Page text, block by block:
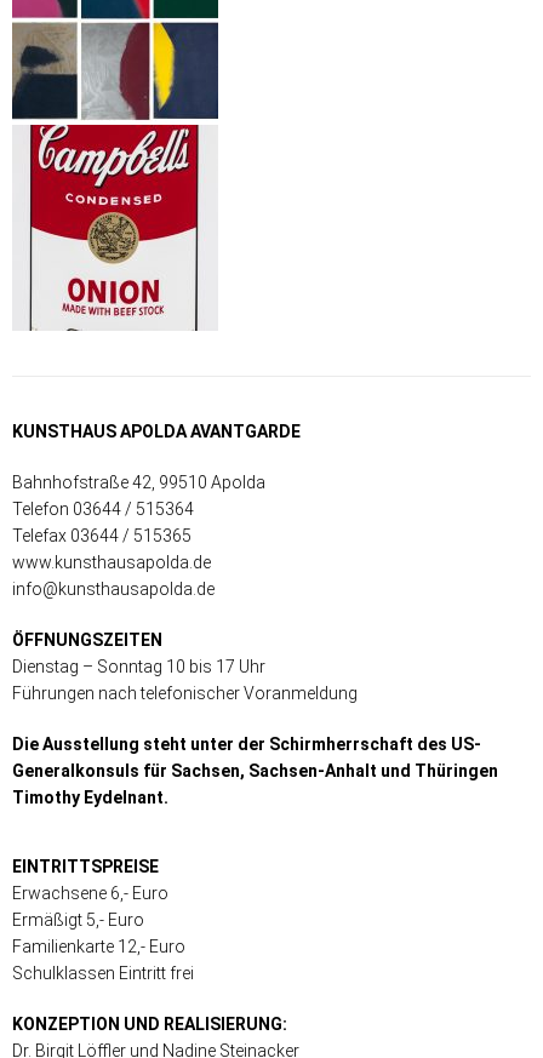
KUNSTHAUS APOLDA AVANTGARDE
Bahnhofstraße 42, 99510 Apolda
Telefon 03644 / 515364
Telefax 03644 / 515365
www.kunsthausapolda.de
info@kunsthausapolda.de
ÖFFNUNGSZEITEN
Dienstag – Sonntag 10 bis 17 Uhr
Führungen nach telefonischer Voranmeldung
Die Ausstellung steht unter der Schirmherrschaft des US-
Generalkonsuls für Sachsen, Sachsen-Anhalt und Thüringen
Timothy Eydelnant.
EINTRITTSPREISE
Erwachsene 6,- Euro
Ermäßigt 5,- Euro
Familienkarte 12,- Euro
Schulklassen Eintritt frei
KONZEPTION UND REALISIERUNG:
Dr. Birgit Löffler und Nadine Steinacker